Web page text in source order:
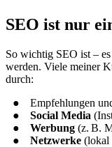
SEO ist nur
So wichtig SEO ist –
werden. Viele meiner
durch:
Empfehlungen
Social Media
Werbung (z. B.
Netzwerke (lokal